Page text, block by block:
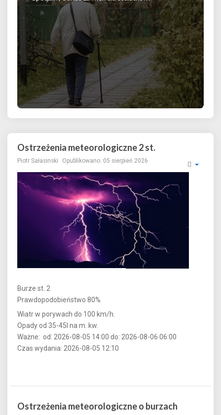
Ostrzeżenia meteorologiczne 2 st.
Piotr Sałasinski Opublikowano: 05 sierpień 2026
Burze st. 2
Prawdopodobieństwo 80%
Wiatr w porywach do 100 km/h.
Opady od 35-45l na m. kw.
Ważne: od: 2026-08-05 14:00 do: 2026-08-06 06:00
Czas wydania: 2026-08-05 12:10
Ostrzeżenia meteorologiczne o burzach